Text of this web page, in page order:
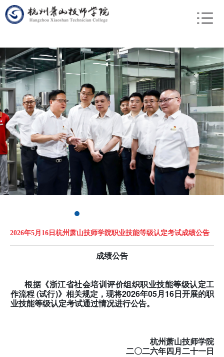
2026年5月16日杭州萧山技师学院职业技能等级认定考试成绩公告
成绩公告
根据《浙江省社会培训评价组织职业技能等级认定工
作流程 (试行)》相关规定，现将2026年05月16日开展的职
业技能等级认定考试通过情况进行公告。
杭州萧山技师学院
二〇二六年四月二十一日